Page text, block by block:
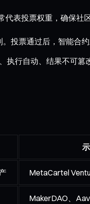
表投票权重，确保社
投票通过后，智能合约
执行自动、结果不可篡
MetaCartel
MakerDAO、